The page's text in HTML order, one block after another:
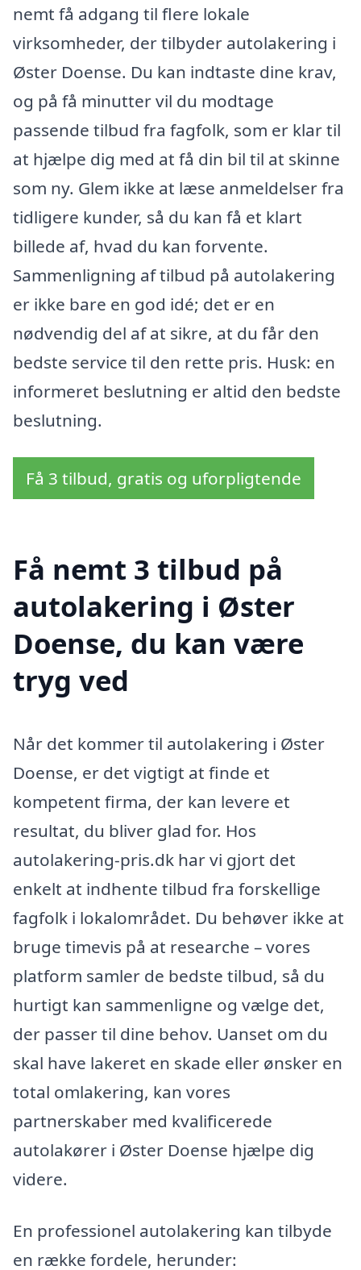
nemt få adgang til flere lokale
virksomheder, der tilbyder autolakering i
Øster Doense. Du kan indtaste dine krav,
og på få minutter vil du modtage
passende tilbud fra fagfolk, som er klar til
at hjælpe dig med at få din bil til at skinne
som ny. Glem ikke at læse anmeldelser fra
tidligere kunder, så du kan få et klart
billede af, hvad du kan forvente.
Sammenligning af tilbud på autolakering
er ikke bare en god idé; det er en
nødvendig del af at sikre, at du får den
bedste service til den rette pris. Husk: en
informeret beslutning er altid den bedste
beslutning.
Få 3 tilbud, gratis og uforpligtende
Få nemt 3 tilbud på
autolakering i Øster
Doense, du kan være
tryg ved
Når det kommer til autolakering i Øster
Doense, er det vigtigt at finde et
kompetent firma, der kan levere et
resultat, du bliver glad for. Hos
autolakering-pris.dk har vi gjort det
enkelt at indhente tilbud fra forskellige
fagfolk i lokalområdet. Du behøver ikke at
bruge timevis på at researche – vores
platform samler de bedste tilbud, så du
hurtigt kan sammenligne og vælge det,
der passer til dine behov. Uanset om du
skal have lakeret en skade eller ønsker en
total omlakering, kan vores
partnerskaber med kvalificerede
autolakører i Øster Doense hjælpe dig
videre.
En professionel autolakering kan tilbyde
en række fordele, herunder: